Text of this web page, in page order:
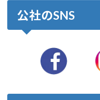
公社のSNS